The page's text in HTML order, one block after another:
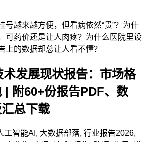
号越来越方便，但看病依然“贵”？为什
可药价还是让人肉疼？为什么医院里设
上的数据却总让人看不懂？
术发展现状报告：市场格
| 附60+份报告PDF、数
总下载
工智能AI , 大数据部落, 行业报告2026,